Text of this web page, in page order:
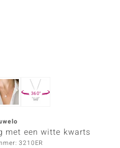
360°
met een witte kwarts
3210ER